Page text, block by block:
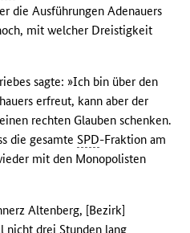
die Ausführungen Adenauers
mit welcher Dreistigkeit
sagte: »Ich bin über den
erfreut, kann aber der
rechten Glauben schenken.
die gesamteSPD-Fraktion am
mit den Monopolisten
Altenberg, [Bezirk]
nicht drei Stunden lang